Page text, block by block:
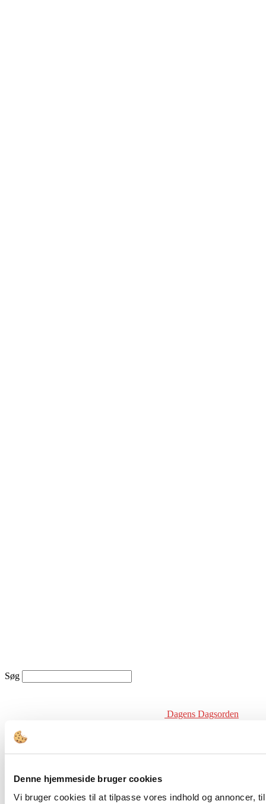
Denne hjemmeside bruger cookies
Vi bruger cookies til at tilpasse vores indhold og annoncer,
Søg
Dagens Dagsorden